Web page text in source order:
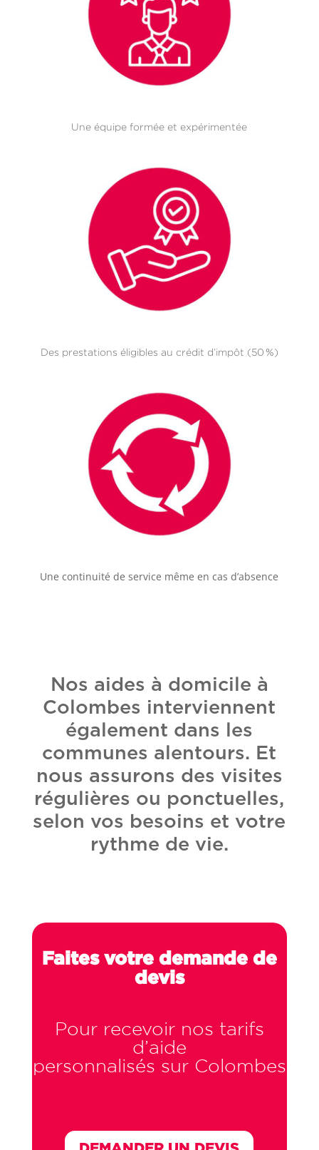
Une équipe formée et expérimentée
Des prestations éligibles au crédit d’impôt (50 %)
Une continuité de service même en cas d’absence
Nos aides à domicile à
Colombes interviennent
également dans les
communes alentours. Et
nous assurons des visites
régulières ou ponctuelles,
selon vos besoins et votre
rythme de vie.
Faites votre demande de
devis
Pour recevoir nos tarifs
d’aide
personnalisés sur Colombes